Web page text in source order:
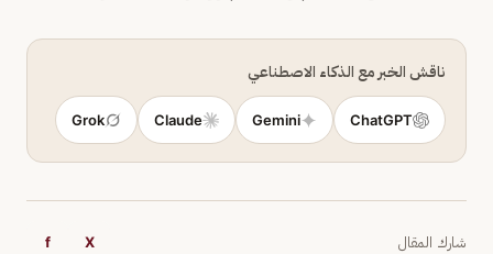
ناقش الخبر مع الذكاء الاصطناعي
ChatGPT
Gemini
Claude
Grok
شارك المقال X
f